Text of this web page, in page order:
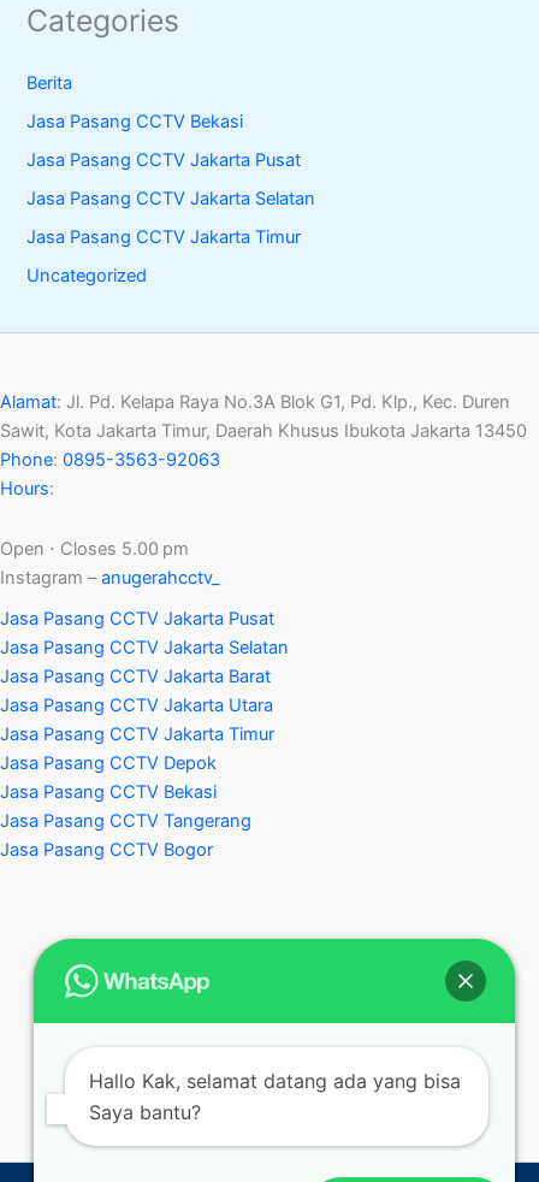
Categories
Berita
Jasa Pasang CCTV Bekasi
Jasa Pasang CCTV Jakarta Pusat
Jasa Pasang CCTV Jakarta Selatan
Jasa Pasang CCTV Jakarta Timur
Uncategorized
Alamat: Jl. Pd. Kelapa Raya No.3A Blok G1, Pd. Klp., Kec. Duren
Sawit, Kota Jakarta Timur, Daerah Khusus Ibukota Jakarta 13450
Phone: 0895-3563-92063
Hours:
Open ⋅ Closes 5.00 pm
Instagram –anugerahcctv_
Jasa Pasang CCTV Jakarta Pusat
Jasa Pasang CCTV Jakarta Selatan
Jasa Pasang CCTV Jakarta Barat
Jasa Pasang CCTV Jakarta Utara
Jasa Pasang CCTV Jakarta Timur
Jasa Pasang CCTV Depok
Jasa Pasang CCTV Bekasi
Jasa Pasang CCTV Tangerang
Jasa Pasang CCTV Bogor
Hallo Kak, selamat datang ada yang bisa
Saya bantu?